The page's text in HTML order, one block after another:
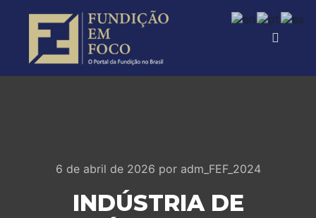
6 de abril de 2026 por adm_FEF_2024
INDÚSTRIA DE